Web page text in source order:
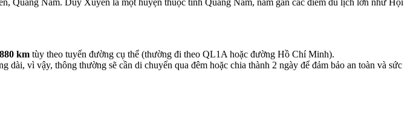
Quảng Nam. Duy Xuyên là một huyện thuộc tỉnh Quảng Nam, nằm gần các điểm du lịch lớn như Hội
km tùy theo tuyến đường cụ thể (thường đi theo QL1A hoặc đường Hồ Chí Minh).
dài, vì vậy, thông thường sẽ cần di chuyển qua đêm hoặc chia thành 2 ngày để đảm bảo an toàn và sức